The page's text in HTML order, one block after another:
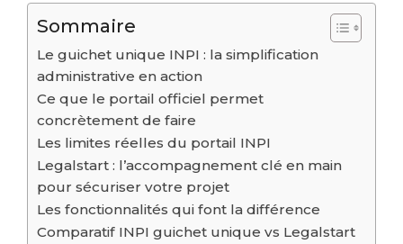
Sommaire
Le guichet unique INPI : la simplification
administrative en action
Ce que le portail officiel permet
concrètement de faire
Les limites réelles du portail INPI
Legalstart : l’accompagnement clé en main
pour sécuriser votre projet
Les fonctionnalités qui font la différence
Comparatif INPI guichet unique vs Legalstart